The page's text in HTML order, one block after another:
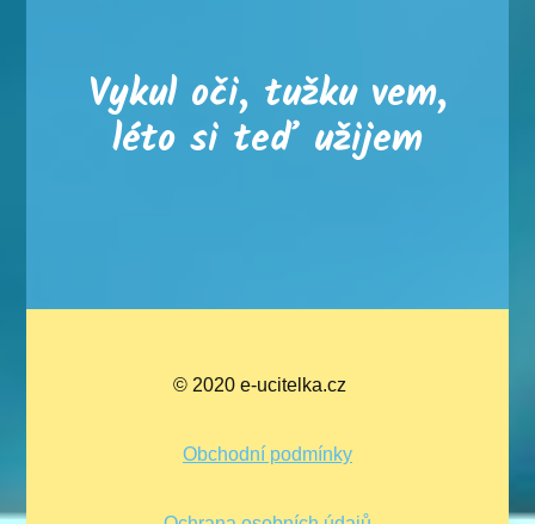
Vykul oči, tužku vem,
léto si teď užijem
© 2020 e-ucitelka.cz
Obchodní podmínky